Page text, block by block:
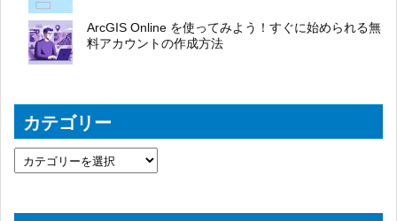
ArcGIS Online を使ってみよう！すぐに始められる無
料アカウントの作成方法
カテゴリー